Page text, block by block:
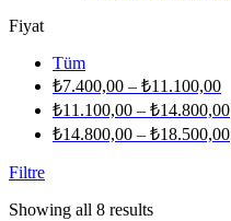
Fiyat
Tüm
₺7.400,00 – ₺11.100,00
₺11.100,00 – ₺14.800,00
₺14.800,00 – ₺18.500,00
Filtre
Showing all 8 results